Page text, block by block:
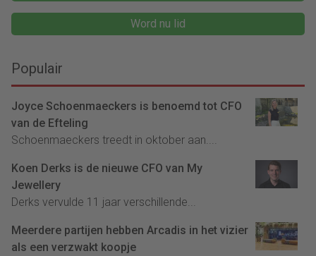
Word nu lid
Populair
Joyce Schoenmaeckers is benoemd tot CFO
van de Efteling
Schoenmaeckers treedt in oktober aan....
Koen Derks is de nieuwe CFO van My
Jewellery
Derks vervulde 11 jaar verschillende...
Meerdere partijen hebben Arcadis in het vizier
als een verzwakt koopje